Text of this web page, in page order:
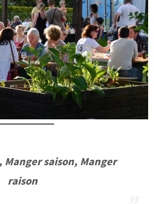
Manger saison, Manger
raison